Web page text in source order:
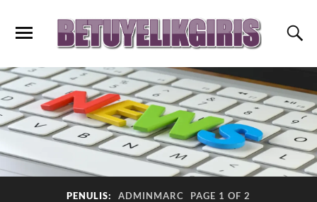
PENULIS: ADMINMARC PAGE 1 OF 2